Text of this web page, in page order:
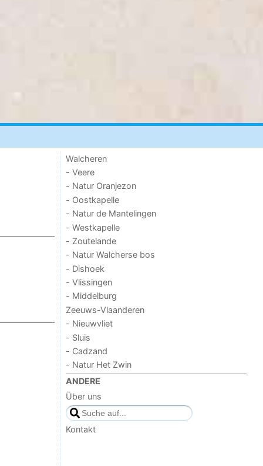
Walcheren
- Veere
- Natur Oranjezon
- Oostkapelle
- Natur de Mantelingen
- Westkapelle
- Zoutelande
- Natur Walcherse bos
- Dishoek
- Vlissingen
- Middelburg
Zeeuws-Vlaanderen
- Nieuwvliet
- Sluis
- Cadzand
- Natur Het Zwin
ANDERE
Über uns
Kontakt